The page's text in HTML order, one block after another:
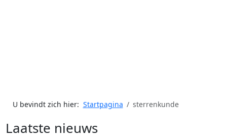
U bevindt zich hier: Startpagina sterrenkunde
Laatste nieuws